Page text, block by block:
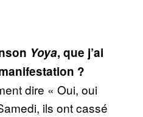
Yoya, que j’ai
?
dire « Oui, oui
ils ont cassé